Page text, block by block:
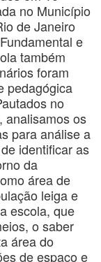
no Município
de Janeiro
e
também
foram
pedagógica
no
analisamos os
para análise a
identificar as
da
área de
leiga e
escola, que
o saber
área do
de espaço e